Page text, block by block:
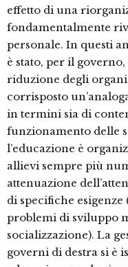
effetto di una
fondamentalmente
personale. In questi
è stato, per il
riduzione degli
corrisposto
in termini sia di
funzionamento delle
l’educazione è
allievi sempre più
attenuazione
di specifiche
problemi di sviluppo
socializzazione). La
governi di destra si è